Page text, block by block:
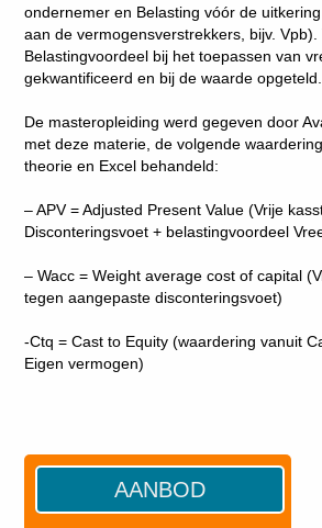
ondernemer en Belasting vóór de
aan de vermogensverstrekkers, bijv.
Belastingvoordeel bij het toepassen van
gekwantificeerd en bij de waarde opgeteld.
De masteropleiding werd gegeven door
met deze materie, de volgende
theorie en Excel behandeld:
– APV = Adjusted Present Value (Vrije
Disconteringsvoet + belastingvoordeel
– Wacc = Weight average cost of capital
tegen aangepaste disconteringsvoet)
-Ctq = Cast to Equity (waardering vanuit
Eigen vermogen)
AANBOD